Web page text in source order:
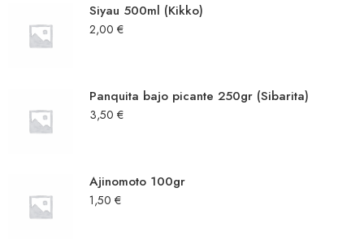
Siyau 500ml (Kikko)
2,00 €
Panquita bajo picante 250gr (Sibarita)
3,50 €
Ajinomoto 100gr
1,50 €